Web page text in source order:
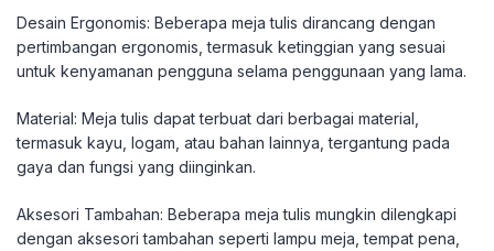
Desain Ergonomis: Beberapa meja tulis dirancang dengan
pertimbangan ergonomis, termasuk ketinggian yang sesuai
untuk kenyamanan pengguna selama penggunaan yang lama.
Material: Meja tulis dapat terbuat dari berbagai material,
termasuk kayu, logam, atau bahan lainnya, tergantung pada
gaya dan fungsi yang diinginkan.
Aksesori Tambahan: Beberapa meja tulis mungkin dilengkapi
dengan aksesori tambahan seperti lampu meja, tempat pena,